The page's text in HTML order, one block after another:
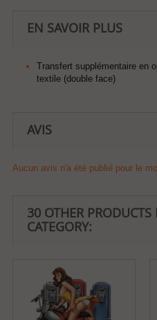
EN SAVOIR PLUS
Transfert supplémentaire en
textile (double face)
AVIS
Aucun avis n'a été publié pour le
30 OTHER
CATEGORY: